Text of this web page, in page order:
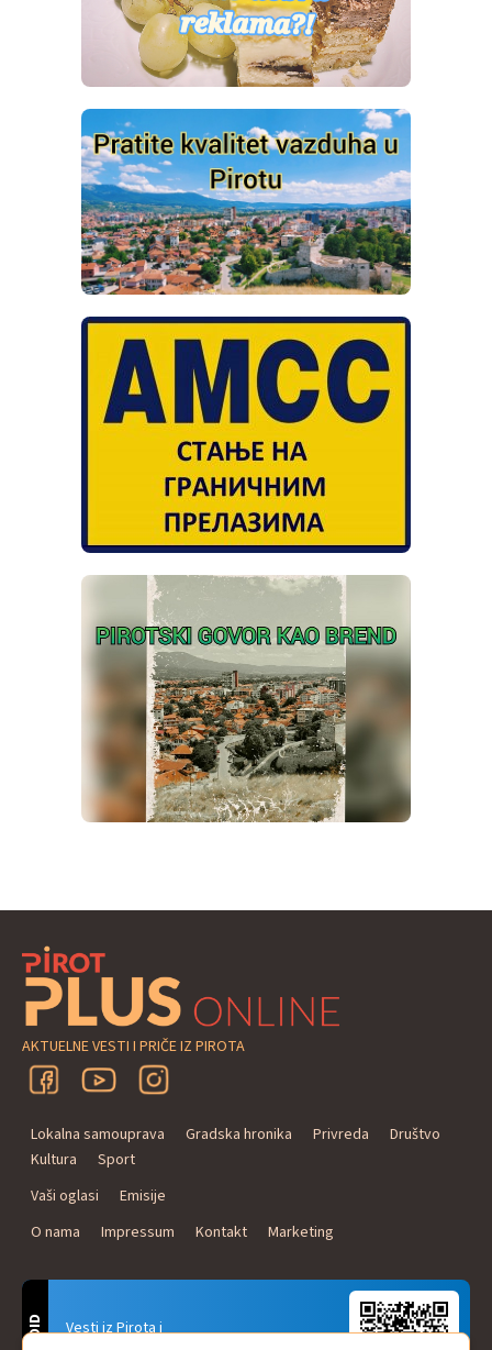
AKTUELNE VESTI I PRIČE IZ PIROTA
Lokalna samouprava Gradska hronika Privreda
Društvo
Kultura
Sport
Vaši oglasi
Emisije
O nama
Impressum Kontakt Marketing
Vesti iz Pirota i